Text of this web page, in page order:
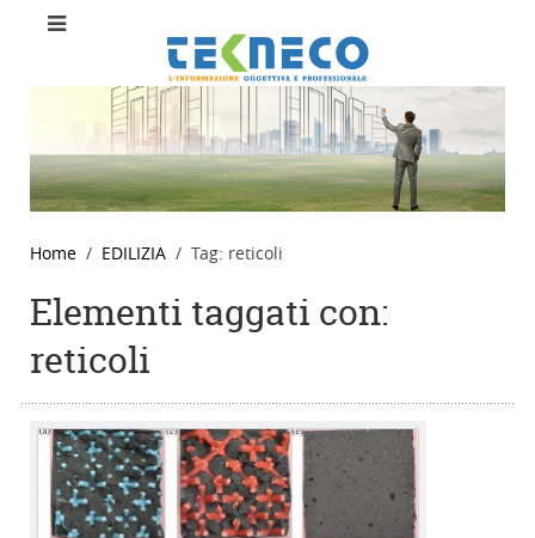
Home EDILIZIA Tag: reticoli
Elementi taggati con:
reticoli